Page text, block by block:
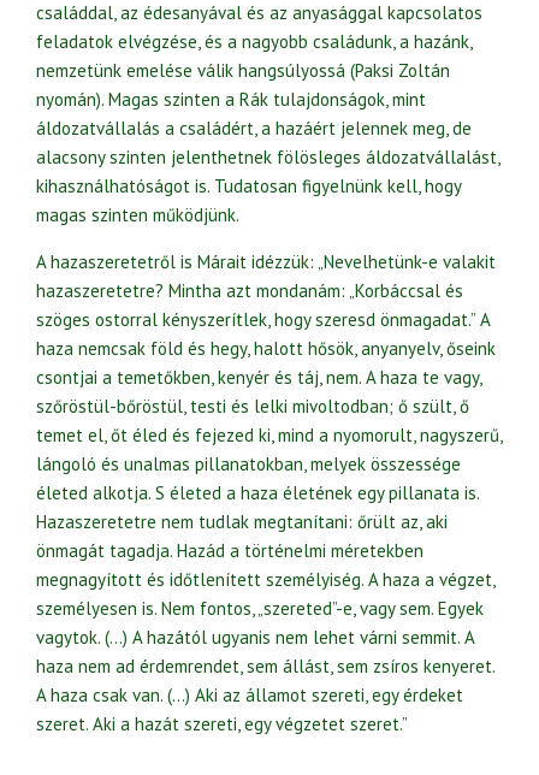
családdal, az édesanyával és az anyasággal kapcsolatos
feladatok elvégzése, és a nagyobb családunk, a hazánk,
nemzetünk emelése válik hangsúlyossá (Paksi Zoltán
nyomán). Magas szinten a Rák tulajdonságok, mint
áldozatvállalás a családért, a hazáért jelennek meg, de
alacsony szinten jelenthetnek fölösleges áldozatvállalást,
kihasználhatóságot is. Tudatosan figyelnünk kell, hogy
magas szinten működjünk.
A hazaszeretetről is Márait idézzük: „Nevelhetünk-e valakit
hazaszeretetre? Mintha azt mondanám: „Korbáccsal és
szöges ostorral kényszerítlek, hogy szeresd önmagadat.” A
haza nemcsak föld és hegy, halott hősök, anyanyelv, őseink
csontjai a temetőkben, kenyér és táj, nem. A haza te vagy,
szőröstül-bőröstül, testi és lelki mivoltodban; ő szült, ő
temet el, őt éled és fejezed ki, mind a nyomorult, nagyszerű,
lángoló és unalmas pillanatokban, melyek összessége
életed alkotja. S életed a haza életének egy pillanata is.
Hazaszeretetre nem tudlak megtanítani: őrült az, aki
önmagát tagadja. Hazád a történelmi méretekben
megnagyított és időtlenített személyiség. A haza a végzet,
személyesen is. Nem fontos, „szereted”-e, vagy sem. Egyek
vagytok. (…) A hazától ugyanis nem lehet várni semmit. A
haza nem ad érdemrendet, sem állást, sem zsíros kenyeret.
A haza csak van. (…) Aki az államot szereti, egy érdeket
szeret. Aki a hazát szereti, egy végzetet szeret.”